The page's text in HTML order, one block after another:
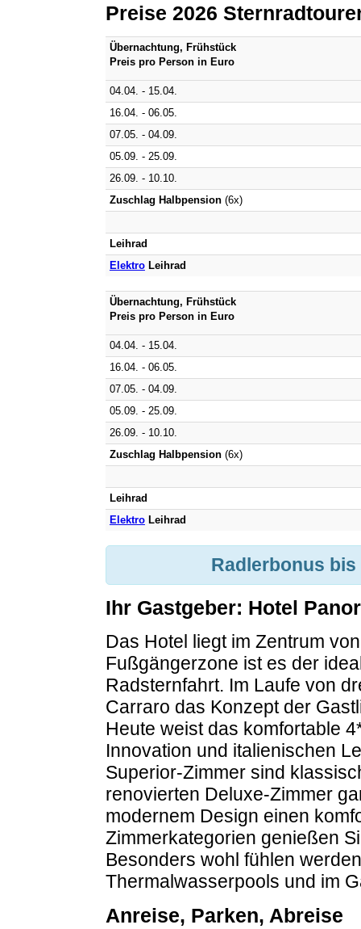
Preise 2026
Übernachtung, Frühstück
Preis pro Person in Euro
04.04. - 15.04.
16.04. - 06.05.
07.05. - 04.09.
05.09. - 25.09.
26.09. - 10.10.
Zuschlag Halbpension(6x)
Leihrad
ElektroLeihrad
Übernachtung, Frühstück
Preis pro Person in Euro
04.04. - 15.04.
16.04. - 06.05.
07.05. - 04.09.
05.09. - 25.09.
26.09. - 10.10.
Zuschlag Halbpension(6x)
Leihrad
ElektroLeihrad
Radlerbonus bis
Ihr Gastgeber: Hotel
Das Hotel liegt im Zentrum
Fußgängerzone ist es der
Radsternfahrt. Im Laufe von
Carraro das Konzept der
Heute weist das komfortable
Innovation und italienischen
Superior-Zimmer sind
renovierten Deluxe-Zimmer
modernem Design einen
Zimmerkategorien genießen
Besonders wohl fühlen
Thermalwasserpools und im
Anreise, Parken, Abreise